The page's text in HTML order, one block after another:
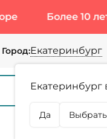
Более 10 лет
Город:Екатеринбург
Екатеринбург
Да